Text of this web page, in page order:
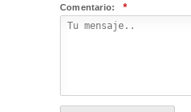
Comentario: *